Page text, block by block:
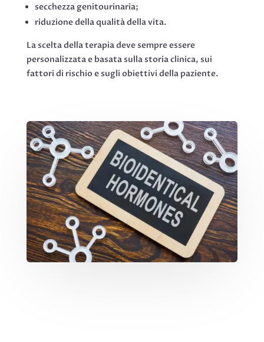
secchezza genitourinaria;
riduzione della qualità della vita.
La scelta della terapia deve sempre essere
personalizzata e basata sulla storia clinica, sui
fattori di rischio e sugli obiettivi della paziente.